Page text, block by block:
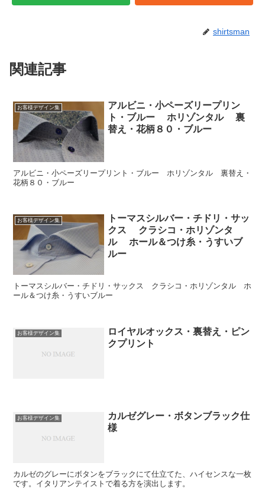
shirtsman
関連記事
お客様デザイン集
アルビニ・小ペーズリープリン
ト・ブルー ホリゾンタル 裏
替え・花柄８０・ブルー
アルビニ・小ペーズリープリント・ブルー ホリゾンタル 裏替え・
花柄８０・ブルー
お客様デザイン集
トーマスシルバー・チドリ・サッ
クス クラシコ・ホリゾンタ
ル ホール＆つけ糸・うすいブ
ルー
トーマスシルバー・チドリ・サックス クラシコ・ホリゾンタル ホ
ール＆つけ糸・うすいブルー
お客様デザイン集
ロイヤルオックス・裏替え・ピン
クプリント
お客様デザイン集
カルゼグレー・ボタンブラック仕
様
カルゼのグレーにボタンをブラックにて仕立てた、ハイセンスな一枚
です。イタリアンテイストで着る方を演出します。